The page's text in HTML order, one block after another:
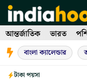
Skip
to
content
আন্তর্জাতিক ভারত
বাংলা ক্যালেন্ডার
টাকা পয়সা